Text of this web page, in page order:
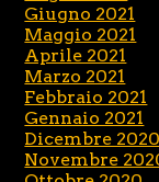
Giugno 2021
Maggio 2021
Aprile 2021
Marzo 2021
Febbraio 2021
Gennaio 2021
Dicembre 2020
Novembre